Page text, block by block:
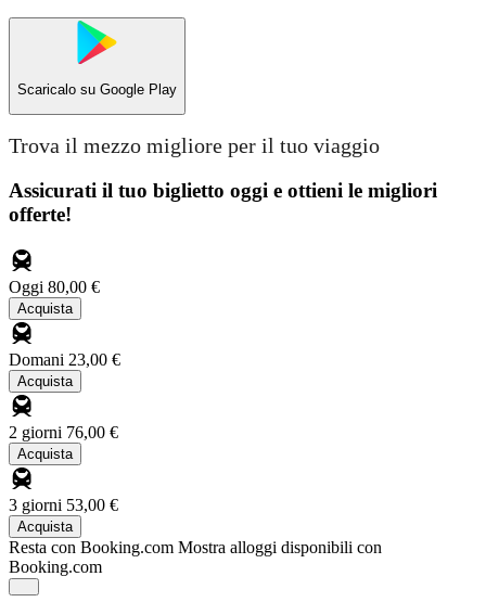
Scaricalo su Google Play
Trova il mezzo migliore per il tuo viaggio
Assicurati il ​​tuo biglietto oggi e ottieni le migliori
offerte!
Oggi 80,00 €
Acquista
Domani 23,00 €
Acquista
2 giorni 76,00 €
Acquista
3 giorni 53,00 €
Acquista
Resta con Booking.com Mostra alloggi disponibili con
Booking.com